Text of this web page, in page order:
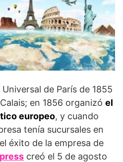
de París de 1855
en 1856 organizó el
europeo, y cuando
tenía sucursales en
éxito de la empresa de
creó el 5 de agosto